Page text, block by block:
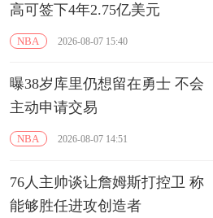
高可签下4年2.75亿美元
NBA 2026-08-07 15:40
曝38岁库里仍想留在勇士 不会
主动申请交易
NBA 2026-08-07 14:51
76人主帅谈让詹姆斯打控卫 称
能够胜任进攻创造者